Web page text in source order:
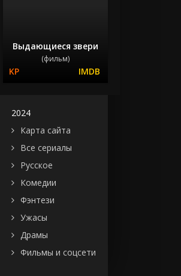
Выдающиеся звери
(фильм)
2024
Карта сайта
Все сериалы
Русское
Комедии
Фэнтези
Ужасы
Драмы
Фильмы и соцсети